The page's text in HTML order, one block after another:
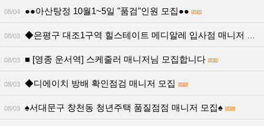
08/04 ●●아산탕정 10월1~5일 "품검"인원 모집●●
08/03 ◆은평구 대조1구역 힐스테이트 메디알레 입사점 매니저 모집
08/03 ■ [영종 운서역] 스케줄러 매니저님 모집합니다
08/03 ◆디에이치 방배 확인점검 매니저 모집
08/03 ♠서대문구 창천동 청년주택 품질점점 매니저 모집♠